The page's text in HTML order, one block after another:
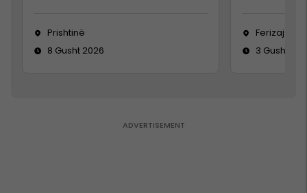
Prishtinë
8 Gusht 2026
Ferizaj
3 Gusht